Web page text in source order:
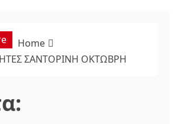
Home
ΣΑΝΤΟΡΙΝΗ ΟΚΤΩΒΡΗ